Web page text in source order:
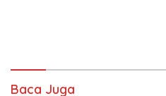
Baca Juga